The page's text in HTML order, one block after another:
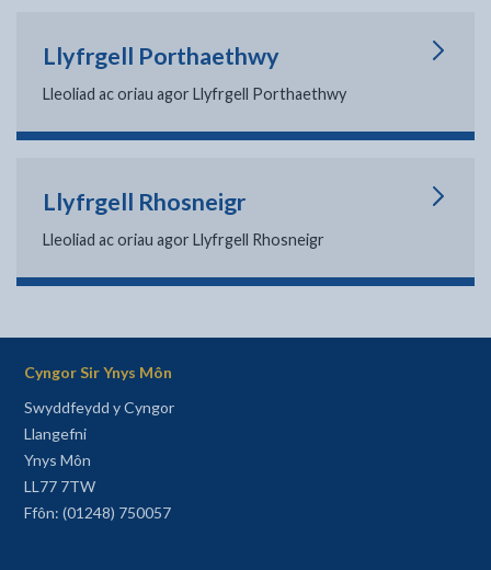
Llyfrgell Porthaethwy
Lleoliad ac oriau agor Llyfrgell Porthaethwy
Llyfrgell Rhosneigr
Lleoliad ac oriau agor Llyfrgell Rhosneigr
Cyngor Sir Ynys Môn
Swyddfeydd y Cyngor
Llangefni
Ynys Môn
LL77 7TW
Ffôn: (01248) 750057